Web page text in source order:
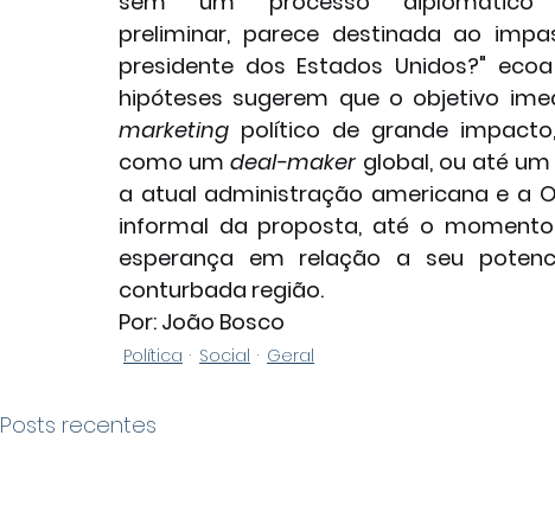
preliminar, parece destinada ao
presidente dos Estados Unidos?"
marketing político de grande
como um deal-maker global, ou até
a atual administração americana e a
informal da proposta, até o
esperança em relação a seu
conturbada região.
Por: João Bosco
Política Social Geral
Posts recentes